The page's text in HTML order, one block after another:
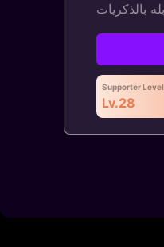
Supporter Level
Lv.28